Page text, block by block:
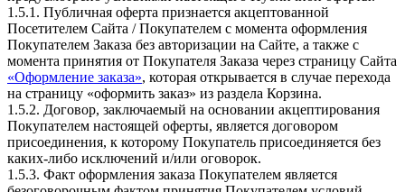
1.5.1. Публичная оферта признается акцептованной
Посетителем Сайта / Покупателем с момента оформления
Покупателем Заказа без авторизации на Сайте, а также с
момента принятия от Покупателя Заказа через страницу Сайта
«Оформление заказа», которая открывается в случае перехода
на страницу «оформить заказ» из раздела Корзина.
1.5.2. Договор, заключаемый на основании акцептирования
Покупателем настоящей оферты, является договором
присоединения, к которому Покупатель присоединяется без
каких-либо исключений и/или оговорок.
1.5.3. Факт оформления заказа Покупателем является